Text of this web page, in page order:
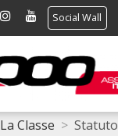
Social Wall
La Classe Statuto